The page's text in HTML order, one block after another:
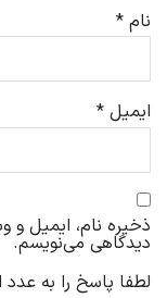
نام *
ایمیل *
ذخیره نام، ایمیل و
دیدگاهی می‌نویسم.
لطفا پاسخ را به عدد